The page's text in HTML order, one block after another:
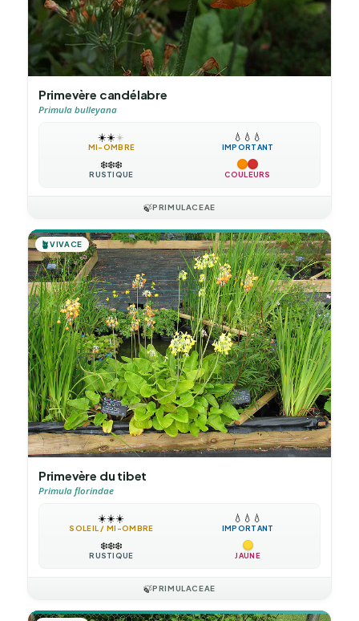
Primevère candélabre
Primula bulleyana
☀️☀️☀️
MI-OMBRE
💧 💧 💧
IMPORTANT
❄️❄️❄️
RUSTIQUE COULEURS
🍃PRIMULACEAE
🪴VIVACE
Primevère du tibet
Primula florindae
☀️☀️☀️
SOLEIL / MI-OMBRE
💧 💧 💧
IMPORTANT
❄️❄️❄️
RUSTIQUE JAUNE
🍃PRIMULACEAE